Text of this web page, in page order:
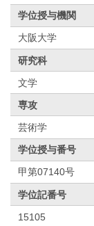
学位授与機関
大阪大学
研究科
文学
専攻
芸術学
学位授与番号
甲第07140号
学位記番号
15105